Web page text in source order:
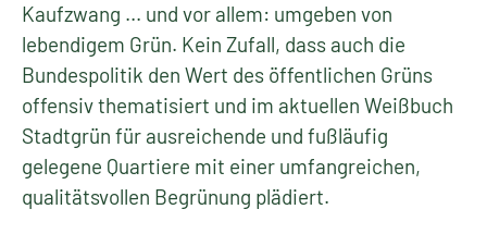
Kaufzwang ... und vor allem: umgeben von
lebendigem Grün. Kein Zufall, dass auch die
Bundespolitik den Wert des öffentlichen Grüns
offensiv thematisiert und im aktuellen Weißbuch
Stadtgrün für ausreichende und fußläufig
gelegene Quartiere mit einer umfangreichen,
qualitätsvollen Begrünung plädiert.